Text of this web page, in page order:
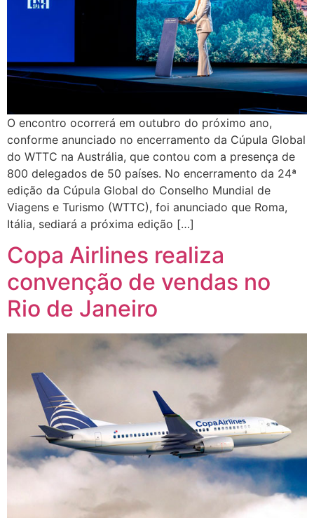
O encontro ocorrerá em outubro do próximo ano,
conforme anunciado no encerramento da Cúpula Global
do WTTC na Austrália, que contou com a presença de
800 delegados de 50 países. No encerramento da 24ª
edição da Cúpula Global do Conselho Mundial de
Viagens e Turismo (WTTC), foi anunciado que Roma,
Itália, sediará a próxima edição […]
Copa Airlines realiza
convenção de vendas no
Rio de Janeiro